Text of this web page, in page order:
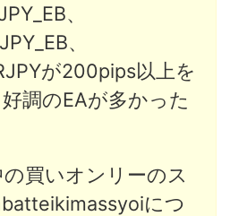
、
、
が200pips以上を
調のEAが多かった
買いオンリーのス
につ